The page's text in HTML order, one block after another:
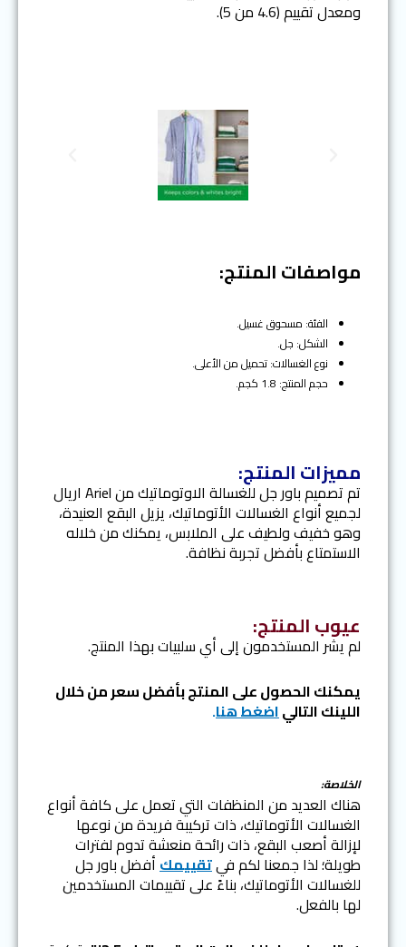
ومعدل تقييم (4.6 من 5).
u
s
مواصفات المنتج:
الفئة: مسحوق غسيل.
الشكل: جل.
نوع الغسالات: تحميل من الأعلى.
حجم المنتج: 1.8 كجم.
مميزات المنتج:
تم تصميم باور جل للغسالة الاوتوماتيك من Ariel اريال
لجميع أنواع الغسالات الأتوماتيك، يزيل البقع العنيدة،
وهو خفيف ولطيف على الملابس، يمكنك من خلاله
الاستمتاع بأفضل تجربة نظافة.
عيوب المنتج:
لم يشر المستخدمون إلى أي سلبيات بهذا المنتج.
يمكنك الحصول على المنتج بأفضل سعر من خلال
اللينك التالياضغط هنا.
الخلاصة:
هناك العديد من المنظفات التي تعمل على كافة أنواع
الغسالات الأتوماتيك، ذات تركيبة فريدة من نوعها
لإزالة أصعب البقع، ذات رائحة منعشة تدوم لفترات
طويلة؛ لذا جمعنا لكم فيتقييمكأفضل باور جل
للغسالات الأتوماتيك، بناءً على تقييمات المستخدمين
لها بالفعل.